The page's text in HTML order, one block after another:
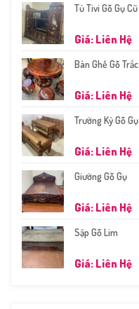
Tủ Tivi Gỗ Gụ Cũ
Giá: Liên Hệ
Bàn Ghế Gỗ Trắc
Giá: Liên Hệ
Trường Kỷ Gỗ Gụ
Giá: Liên Hệ
Giường Gỗ Gụ
Giá: Liên Hệ
Sập Gỗ Lim
Giá: Liên Hệ